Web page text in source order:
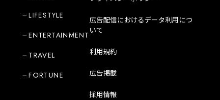
LIFESTYLE
ENTERTAINMENT
TRAVEL
FORTUNE
広告配信におけるデータ利用につ
いて
利用規約
広告掲載
採用情報